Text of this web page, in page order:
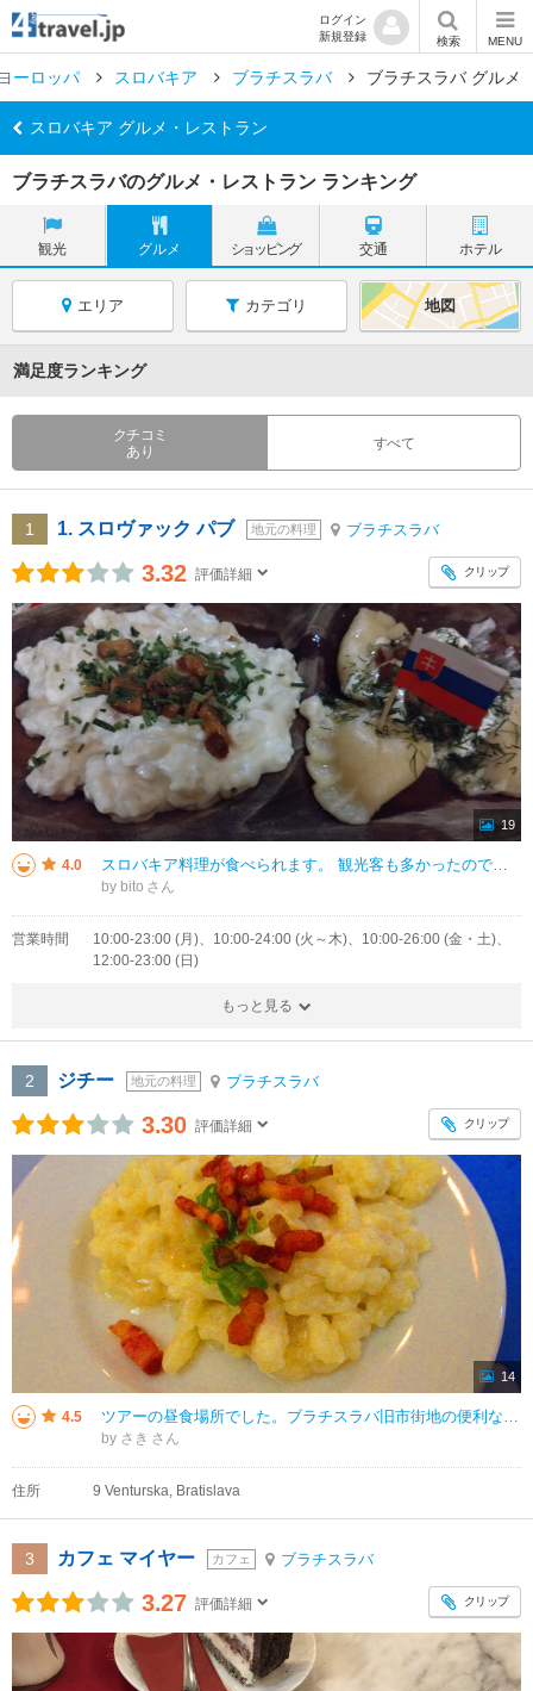
ログイン
新規登録
検索 MENU
ーロッパ スロバキア ブラチスラバ ブラチスラバ グルメ
スロバキア グルメ・レストラン
ブラチスラバのグルメ・レストラン ランキング
観光 グルメ ショッピング 交通 ホテル
エリア カテゴリ 地図
満足度ランキング
クチコミ
あり
すべて
1 1. スロヴァック パブ 地元の料理 ブラチスラバ
3.32 評価詳細 クリップ
19
4.0 スロバキア料理が食べられます。 観光客も多かったのですが、その国の料理を楽しむには素敵なレストランです。 肌寒かったので室内の場所を選びましたが、アウトサイドの部屋は、屋根付きで暖房もきいておりおすすめです。
by bito
営業時間
10:00-23:00 (月)、10:00-24:00 (火～木)、10:00-26:00 (金・土)、
12:00-23:00 (日)
もっと見る
2 ジチー 地元の料理 ブラチスラバ
3.30 評価詳細 クリップ
14
4.5 ツアーの昼食場所でした。ブラチスラバ旧市街地の便利な場所にあり、日本人ツアー御用達なのか、他のツアー客もいました。ニョッキのようなハルシュキや、ハンガリーを代表する伝統料理のグヤーシュ（牛肉の煮込み料理）など美味しかったで
by さき
住所 9 Venturska, Bratislava
3 カフェ マイヤー カフェ ブラチスラバ
3.27 評価詳細 クリップ